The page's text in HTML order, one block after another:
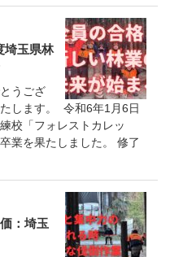
埼玉県林
うござ
します。 令和6年1月6日
校「フォレストカレッ
業を果たしました。 修了
：埼玉